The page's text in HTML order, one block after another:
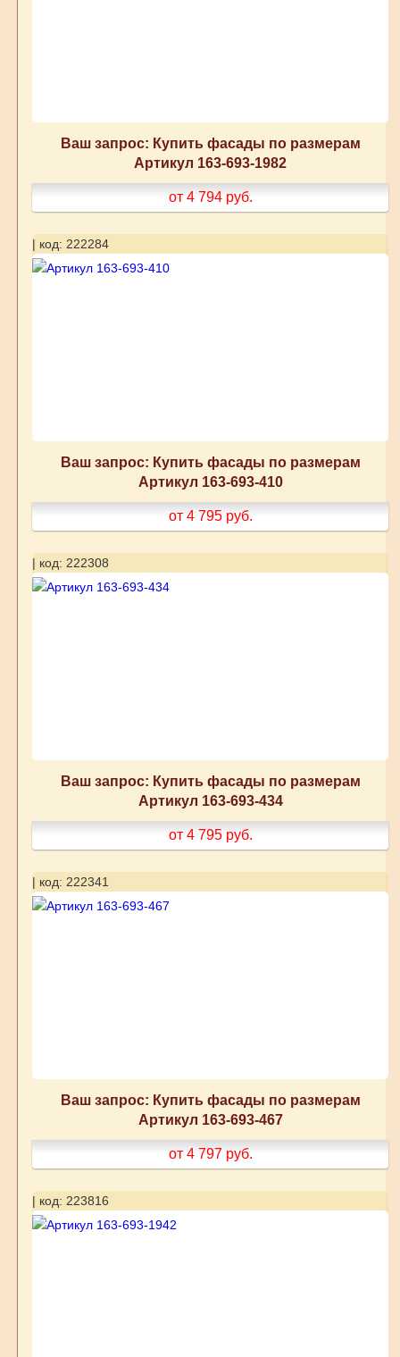
Ваш запрос: Купить фасады по размерам
Артикул 163-693-1982
от 4 794 руб.
| код: 222284
Ваш запрос: Купить фасады по размерам
Артикул 163-693-410
от 4 795 руб.
| код: 222308
Ваш запрос: Купить фасады по размерам
Артикул 163-693-434
от 4 795 руб.
| код: 222341
Ваш запрос: Купить фасады по размерам
Артикул 163-693-467
от 4 797 руб.
| код: 223816